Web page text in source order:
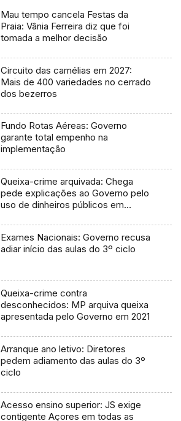
Mau tempo cancela Festas da
Praia: Vânia Ferreira diz que foi
tomada a melhor decisão
Circuito das camélias em 2027:
Mais de 400 variedades no cerrado
dos bezerros
Fundo Rotas Aéreas: Governo
garante total empenho na
implementação
Queixa-crime arquivada: Chega
pede explicações ao Governo pelo
uso de dinheiros públicos em
Exames Nacionais: Governo recusa
adiar início das aulas do 3º ciclo
Queixa-crime contra
desconhecidos: MP arquiva queixa
apresentada pelo Governo em 2021
Arranque ano letivo: Diretores
pedem adiamento das aulas do 3º
ciclo
Acesso ensino superior: JS exige
contigente Açores em todas as